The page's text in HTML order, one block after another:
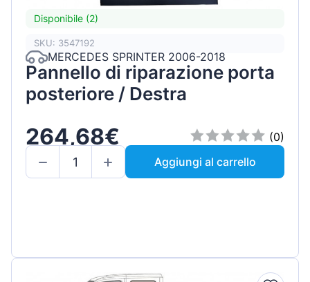
Disponibile (2)
SKU: 3547192
MERCEDES SPRINTER 2006-2018
Pannello di riparazione porta
posteriore / Destra
264,68€
(0)
Aggiungi al carrello